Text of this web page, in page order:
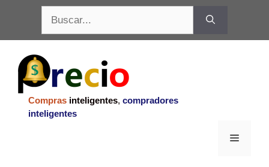
contenido
Compras inteligentes, compradores
inteligentes
Menu